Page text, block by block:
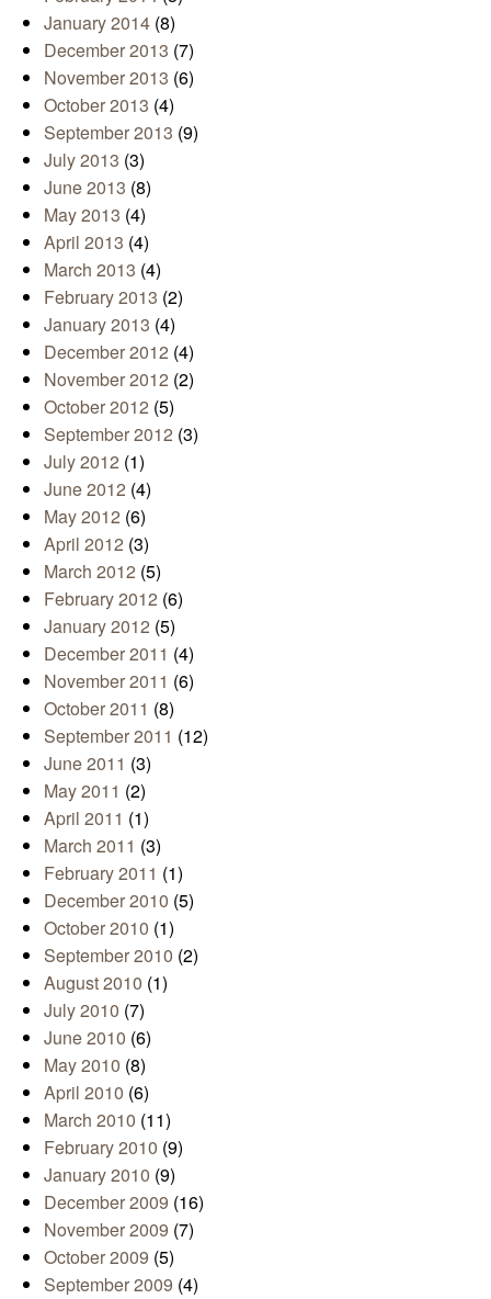
January 2014 (8)
December 2013 (7)
November 2013 (6)
October 2013 (4)
September 2013 (9)
July 2013 (3)
June 2013 (8)
May 2013 (4)
April 2013 (4)
March 2013 (4)
February 2013 (2)
January 2013 (4)
December 2012 (4)
November 2012 (2)
October 2012 (5)
September 2012 (3)
July 2012 (1)
June 2012 (4)
May 2012 (6)
April 2012 (3)
March 2012 (5)
February 2012 (6)
January 2012 (5)
December 2011 (4)
November 2011 (6)
October 2011 (8)
September 2011 (12)
June 2011 (3)
May 2011 (2)
April 2011 (1)
March 2011 (3)
February 2011 (1)
December 2010 (5)
October 2010 (1)
September 2010 (2)
August 2010 (1)
July 2010 (7)
June 2010 (6)
May 2010 (8)
April 2010 (6)
March 2010 (11)
February 2010 (9)
January 2010 (9)
December 2009 (16)
November 2009 (7)
October 2009 (5)
September 2009 (4)